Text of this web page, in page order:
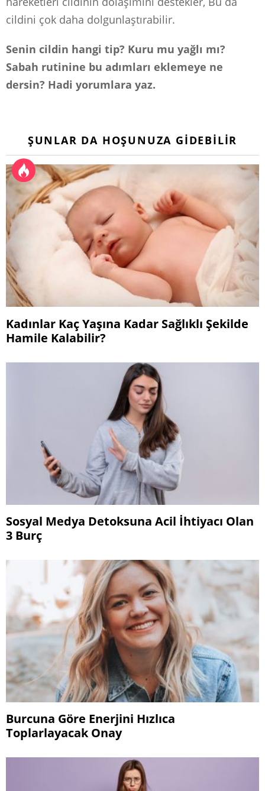
cildini çok daha dolgunlaştırabilir.
Senin cildin hangi tip? Kuru mu yağlı mı?
Sabah rutinine bu adımları eklemeye ne
dersin? Hadi yorumlara yaz.
ŞUNLAR DA HOŞUNUZA GIDEBILIR
Kadınlar Kaç Yaşına Kadar Sağlıklı Şekilde
Hamile Kalabilir?
Sosyal Medya Detoksuna Acil İhtiyacı Olan
3 Burç
Burcuna Göre Enerjini Hızlıca
Toplarlayacak Onay